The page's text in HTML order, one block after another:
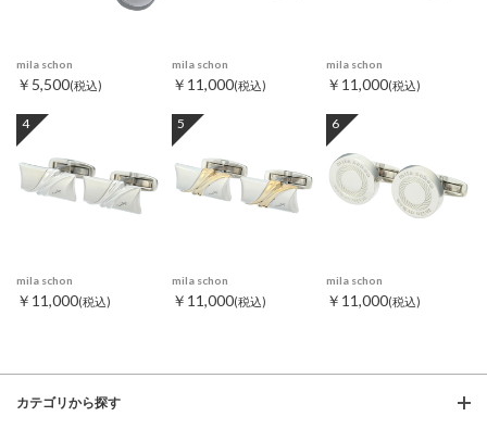
mila schon
￥5,500(税込)
mila schon
￥11,000(税込)
mila schon
￥11,000(税込)
4
mila schon
￥11,000(税込)
5
mila schon
￥11,000(税込)
6
mila schon
￥11,000(税込)
カテゴリから探す